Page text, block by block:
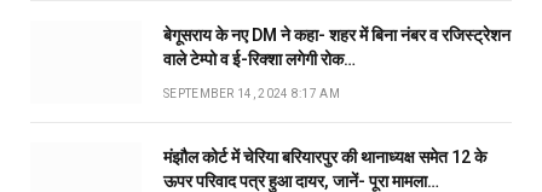
बेगूसराय के नए DM ने कहा- शहर में बिना नंबर व रजिस्ट्रेशन
वाले टेम्पो व ई-रिक्शा लगेगी रोक…
SEPTEMBER 14, 2024 8:17 AM
मंझौल कोर्ट में चेरिया बरियारपुर की थानाध्यक्ष समेत 12 के
ऊपर परिवाद पत्र हुआ दायर, जानें- पूरा मामला…